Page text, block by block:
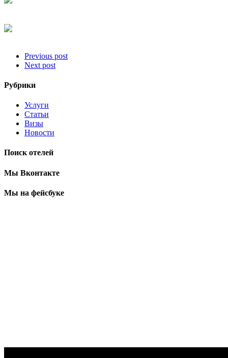
Previous post
Next post
Рубрики
Услуги
Статьи
Визы
Новости
Поиск отелей
Мы Вконтакте
Мы на фейсбуке